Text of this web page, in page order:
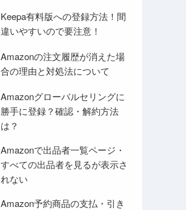
Keepa有料版への登録方法！間
違いやすいので要注意！
Amazonの注文履歴が消えた場
合の理由と対処法について
Amazonグローバルセリングに
勝手に登録？確認・解約方法
は？
Amazonで出品者一覧ページ・
すべての出品者を見るが表示さ
れない
Amazon予約商品の支払・引き